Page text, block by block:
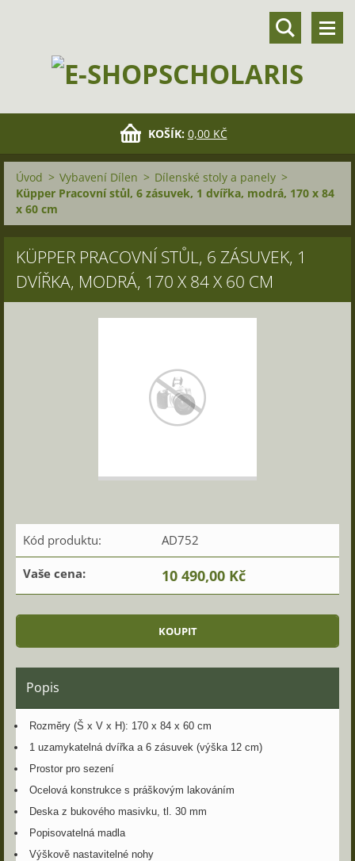
KOŠÍK: 0,00 KČ
Úvod > Vybavení Dílen > Dílenské stoly a panely >
Küpper Pracovní stůl, 6 zásuvek, 1 dvířka, modrá, 170 x 84
x 60 cm
KÜPPER PRACOVNÍ STŮL, 6 ZÁSUVEK, 1
DVÍŘKA, MODRÁ, 170 X 84 X 60 CM
Kód produktu: AD752
Vaše cena: 10 490,00 Kč
Popis
Rozměry (Š x V x H): 170 x 84 x 60 cm
1 uzamykatelná dvířka a 6 zásuvek (výška 12 cm)
Prostor pro sezení
Ocelová konstrukce s práškovým lakováním
Deska z bukového masivku, tl. 30 mm
Popisovatelná madla
Výškově nastavitelné nohy